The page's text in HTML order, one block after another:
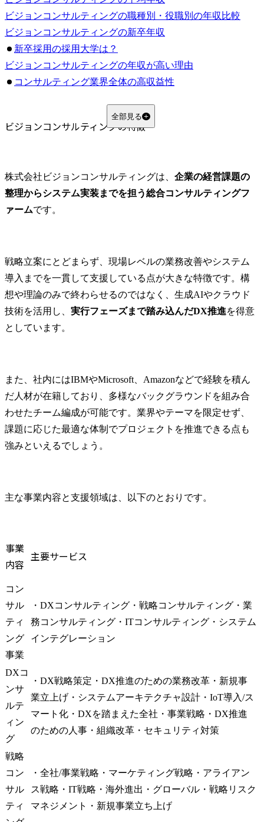
ビジョンコンサルティングの職種別・役職別の年収比較
ビジョンコンサルティングの新卒年収
新卒採用の採用大学は？
ビジョンコンサルティングの年収が高い理由
コンサルティング業界全体の高収益性
管理職ポストへの早期登用
総合コンサルとの比較
ビジョンコンサルティングの福利厚生
福利厚生
ビジョンコンサルティングへの転職
ビジョンコンサルティングの採用動向
ビジョンコンサルティングへの転職難易度
ビジョンコンサルティングが求める人物像
1.スピード感
未経験でもビジョンコンサルティングへの転職は可能？
代表的な研修・トレーニング
ビジョンコンサルティングへの転職対策
自己分析・志望動機
面接対策
まとめ
ビジョンコンサルティングへの転職は難しいですか？
全部見る
ビジョンコンサルティングの特徴
株式会社ビジョンコンサルティングは、 企業の経営課題の
整理からシステム実装までを担う総合コンサルティングフ
ァームです。
戦略立案にとどまらず、現場レベルの業務改善やシステム
導入までを一貫して支援している点が大きな特徴です。構
想や理論のみで終わらせるのではなく、生成AIやクラウド
技術を活用し、 実行フェーズまで踏み込んだDX推進を得意
としています。
また、社内にはIBMやMicrosoft、Amazonなどで経験を積ん
だ人材が在籍しており、多様なバックグラウンドを組み合
わせたチーム編成が可能です。業界やテーマを限定せず、
課題に応じた最適な体制でプロジェクトを推進できる点も
強みといえるでしょう。
主な事業内容と支援領域は、以下のとおりです。
事業
内容
主要サービス
コン
サル
ティ
ング
事業
・DXコンサルティング・戦略コンサルティング・業
務コンサルティング・ITコンサルティング・システム
インテグレーション
DXコ
ンサ
ルテ
ィン
グ
・DX戦略策定・DX推進のための業務改革・新規事
業立上げ・システムアーキテクチャ設計・IoT導入/ス
マート化・DXを踏まえた全社・事業戦略・DX推進
のための人事・組織改革・セキュリティ対策
戦略
コン
サル
ティ
・全社/事業戦略・マーケティング戦略・アライアン
ス戦略・IT戦略・海外進出・グローバル・戦略リスク
マネジメント・新規事業立ち上げ